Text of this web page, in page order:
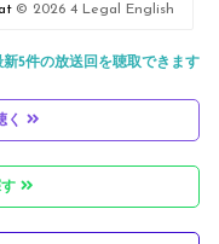
© 2026 4 Legal English
新5件の放送回を聴取できます
く